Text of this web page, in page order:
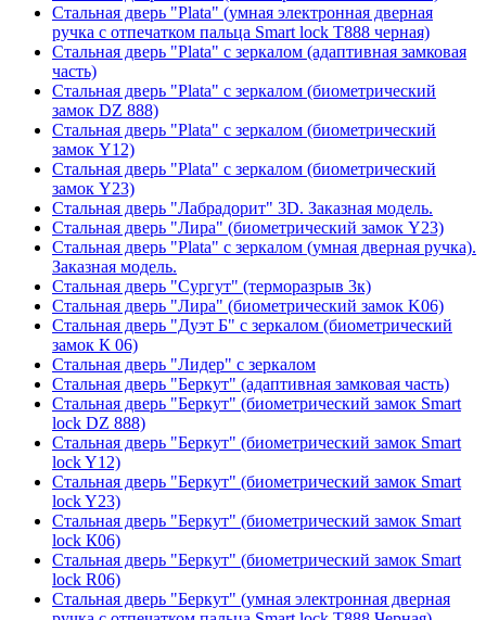
Стальная дверь "Plata" (умная электронная дверная
ручка с отпечатком пальца Smart lock T888 черная)
Стальная дверь "Plata" с зеркалом (адаптивная замковая
часть)
Стальная дверь "Plata" с зеркалом (биометрический
замок DZ 888)
Стальная дверь "Plata" с зеркалом (биометрический
замок Y12)
Стальная дверь "Plata" с зеркалом (биометрический
замок Y23)
Стальная дверь "Лабрадорит" 3D. Заказная модель.
Стальная дверь "Лира" (биометрический замок Y23)
Стальная дверь "Plata" с зеркалом (умная дверная ручка).
Заказная модель.
Стальная дверь "Сургут" (терморазрыв 3к)
Стальная дверь "Лира" (биометрический замок K06)
Стальная дверь "Дуэт Б" с зеркалом (биометрический
замок К 06)
Стальная дверь "Лидер" с зеркалом
Стальная дверь "Беркут" (адаптивная замковая часть)
Стальная дверь "Беркут" (биометрический замок Smart
lock DZ 888)
Стальная дверь "Беркут" (биометрический замок Smart
lock Y12)
Стальная дверь "Беркут" (биометрический замок Smart
lock Y23)
Стальная дверь "Беркут" (биометрический замок Smart
lock К06)
Стальная дверь "Беркут" (биометрический замок Smart
lock R06)
Стальная дверь "Беркут" (умная электронная дверная